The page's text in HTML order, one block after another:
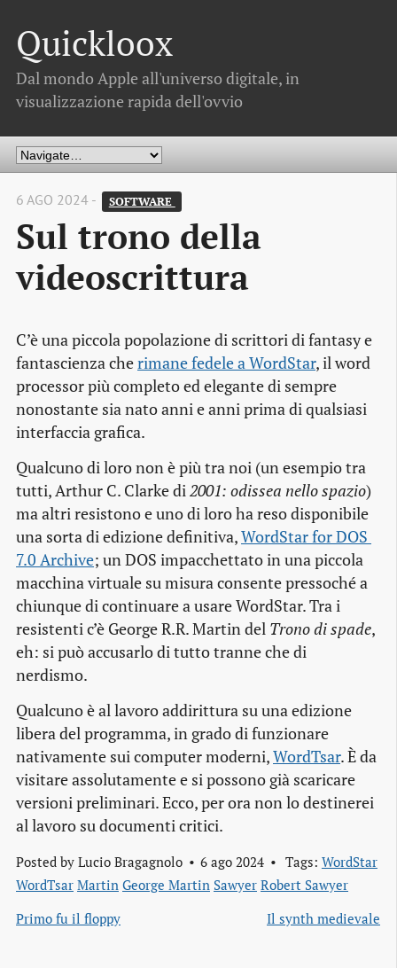
Quickloox
Dal mondo Apple all'universo digitale, in
visualizzazione rapida dell'ovvio
6 AGO 2024 - SOFTWARE
Sul trono della
videoscrittura
C’è una piccola popolazione di scrittori di fantasy e
fantascienza cherimane fedele a WordStar, il word
processor più completo ed elegante di sempre
nonostante sia nato anni e anni prima di qualsiasi
interfaccia grafica.
Qualcuno di loro non è più tra noi (un esempio tra
tutti, Arthur C. Clarke di2001: odissea nello spazio)
ma altri resistono e uno di loro ha reso disponibile
una sorta di edizione definitiva,WordStar for DOS
7.0 Archive; un DOS impacchettato in una piccola
macchina virtuale su misura consente pressoché a
chiunque di continuare a usare WordStar. Tra i
resistenti c’è George R.R. Martin del Trono di spade,
eh: si può accusarlo di tutto tranne che di
nerdismo.
Qualcuno è al lavoro addirittura su una edizione
libera del programma, in grado di funzionare
nativamente sui computer moderni,WordTsar. È da
visitare assolutamente e si possono già scaricare
versioni preliminari. Ecco, per ora non lo destinerei
al lavoro su documenti critici.
Posted by Lucio Bragagnolo 6 ago 2024 Tags: WordStar
WordTsar Martin George Martin Sawyer Robert Sawyer
Primo fu il floppy
Il synth medievale